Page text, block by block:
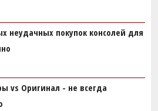
неудачных покупок консолей для
vs Оригинал - не всегда